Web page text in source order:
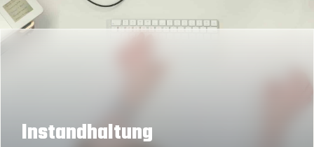
Instandhaltung